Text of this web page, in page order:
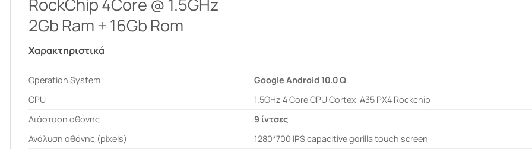
2Gb Ram + 16Gb Rom
Χαρακτηριστικά
Operation System
Google Android 10.0 Q
CPU
1.5GHz 4 Core CPU Cortex-A35 PX4 Rockchip
Διάσταση οθόνης
9 ίντσες
Ανάλυση οθόνης (pixels)
1280*700 IPS capacitive gorilla touch screen